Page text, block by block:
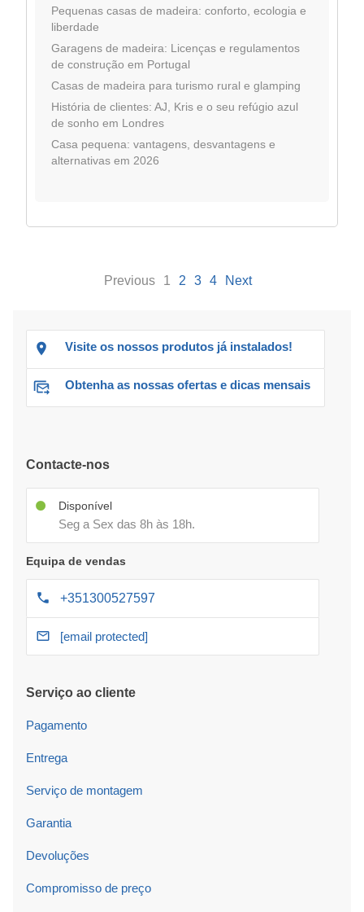
Pequenas casas de madeira: conforto, ecologia e
liberdade
Garagens de madeira: Licenças e regulamentos
de construção em Portugal
Casas de madeira para turismo rural e glamping
História de clientes: AJ, Kris e o seu refúgio azul
de sonho em Londres
Casa pequena: vantagens, desvantagens e
alternativas em 2026
Previous 1 2 3 4 Next
Visite os nossos produtos já instalados!
Obtenha as nossas ofertas e dicas mensais
Contacte-nos
Disponível
Seg a Sex das 8h às 18h.
Equipa de vendas
+351300527597
[email protected]
Serviço ao cliente
Pagamento
Entrega
Serviço de montagem
Garantia
Devoluções
Compromisso de preço